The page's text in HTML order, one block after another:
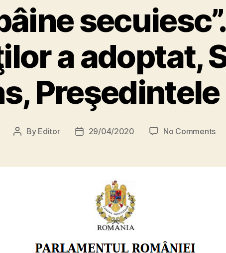
a adoptat,
Post
By Editor
Post29/04/2020 No Commentson